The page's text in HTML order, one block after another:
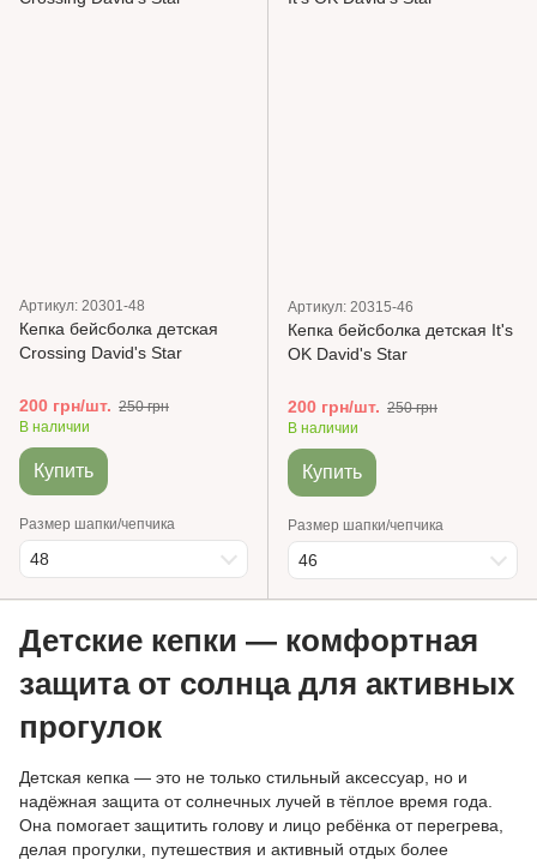
Артикул: 20301-48
Кепка бейсболка детская
Crossing David's Star
200 грн/шт. 250 грн
В наличии
Купить
Размер шапки/чепчика
48
Артикул: 20315-46
Кепка бейсболка детская It's
OK David's Star
200 грн/шт. 250 грн
В наличии
Купить
Размер шапки/чепчика
46
Детские кепки — комфортная
защита от солнца для активных
прогулок
Детская кепка — это не только стильный аксессуар, но и
надёжная защита от солнечных лучей в тёплое время года.
Она помогает защитить голову и лицо ребёнка от перегрева,
делая прогулки, путешествия и активный отдых более